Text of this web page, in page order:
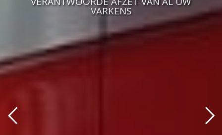
VARKENS